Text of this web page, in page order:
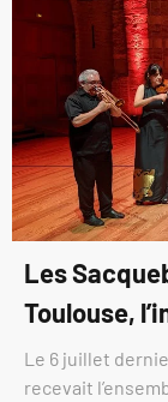
Les
Toulouse,
Le 6 juillet
recevait